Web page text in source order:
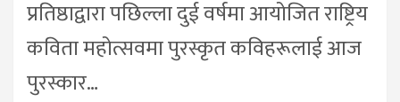
प्रतिष्ठाद्वारा पछिल्ला दुई वर्षमा आयोजित राष्ट्रिय
कविता महोत्सवमा पुरस्कृत कविहरूलाई आज
पुरस्कार…